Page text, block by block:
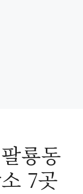
룡동
7곳